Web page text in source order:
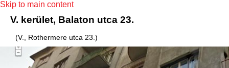
Skip to main content
V. kerület, Balaton utca 23.
(V., Rothermere utca 23.)